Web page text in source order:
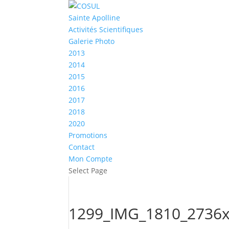
Sainte Apolline
Activités Scientifiques
Galerie Photo
2013
2014
2015
2016
2017
2018
2020
Promotions
Contact
Mon Compte
Select Page